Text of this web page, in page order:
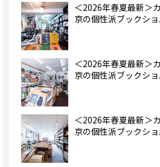
＜2026年春夏最新＞
京の個性派ブックショ
＜2026年春夏最新＞
京の個性派ブックショ
＜2026年春夏最新＞
京の個性派ブックショ